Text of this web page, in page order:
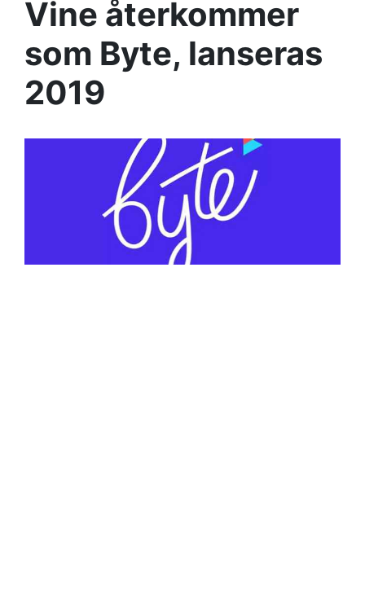
Vine återkommer
som Byte, lanseras
2019